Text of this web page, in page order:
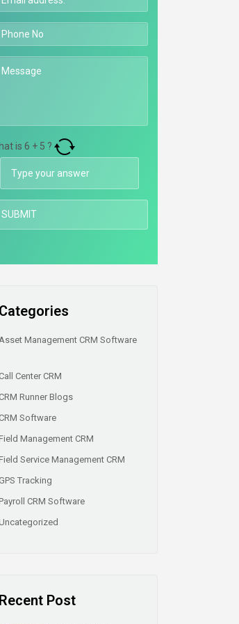
is 6 + 5 ?
Categories
Management CRM Software
Center CRM
Runner Blogs
Software
Management CRM
Service Management CRM
Tracking
CRM Software
Recent Post